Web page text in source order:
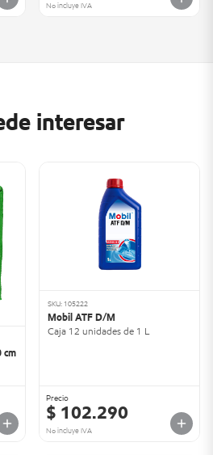
No incluye IVA
interesar
cm
SKU: 105222
Mobil ATF D/M
Caja 12 unidades de 1 L
Precio
$ 102.290
No incluye IVA